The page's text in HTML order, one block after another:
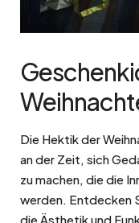
Die Hektik der
an der Zeit, sich
zu machen, die die
werden. Entdecken
die Ästhetik und